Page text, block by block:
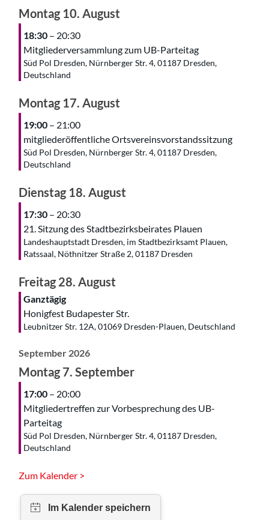
Montag 10. August
18:30 – 20:30
Mitgliederversammlung zum UB-Parteitag
Süd Pol Dresden, Nürnberger Str. 4, 01187 Dresden,
Deutschland
Montag 17. August
19:00 – 21:00
mitgliederöffentliche Ortsvereinsvorstandssitzung
Süd Pol Dresden, Nürnberger Str. 4, 01187 Dresden,
Deutschland
Dienstag 18. August
17:30 – 20:30
21. Sitzung des Stadtbezirksbeirates Plauen
Landeshauptstadt Dresden, im Stadtbezirksamt Plauen,
Ratssaal, Nöthnitzer Straße 2, 01187 Dresden
Freitag28. August
Ganztägig
Honigfest Budapester Str.
Leubnitzer Str. 12A, 01069 Dresden-Plauen, Deutschland
September 2026
Montag7. September
17:00 – 20:00
Mitgliedertreffen zur Vorbesprechung des UB-
Parteitag
Süd Pol Dresden, Nürnberger Str. 4, 01187 Dresden,
Deutschland
Zum Kalender >